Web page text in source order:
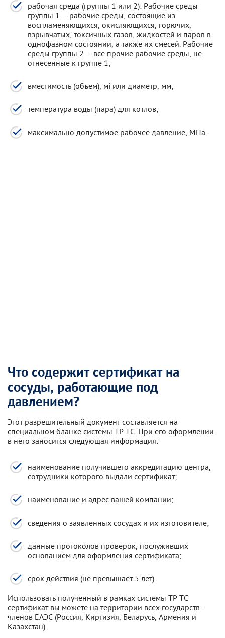
рабочая среда (группы 1 или 2): Рабочие среды
группы 1 – рабочие среды, состоящие из
воспламеняющихся, окисляющихся, горючих,
взрывчатых, токсичных газов, жидкостей и паров в
однофазном состоянии, а также их смесей. Рабочие
среды группы 2 – все прочие рабочие среды, не
отнесенные к группе 1;
вместимость (объем), мі или диаметр, мм;
температура воды (пара) для котлов;
максимально допустимое рабочее давление, МПа.
Что содержит сертификат на
сосуды, работающие под
давлением?
Этот разрешительный документ составляется на
специальном бланке системы ТР ТС. При его оформлении
в него заносится следующая информация:
наименование получившего аккредитацию центра,
сотрудники которого выдали сертификат;
наименование и адрес вашей компании;
сведения о заявленных сосудах и их изготовителе;
данные протоколов проверок, послуживших
основанием для оформления сертификата;
срок действия (не превышает 5 лет).
Использовать полученный в рамках системы ТР ТС
сертификат вы можете на территории всех государств-
членов ЕАЭС (Россия, Киргизия, Беларусь, Армения и
Казахстан).